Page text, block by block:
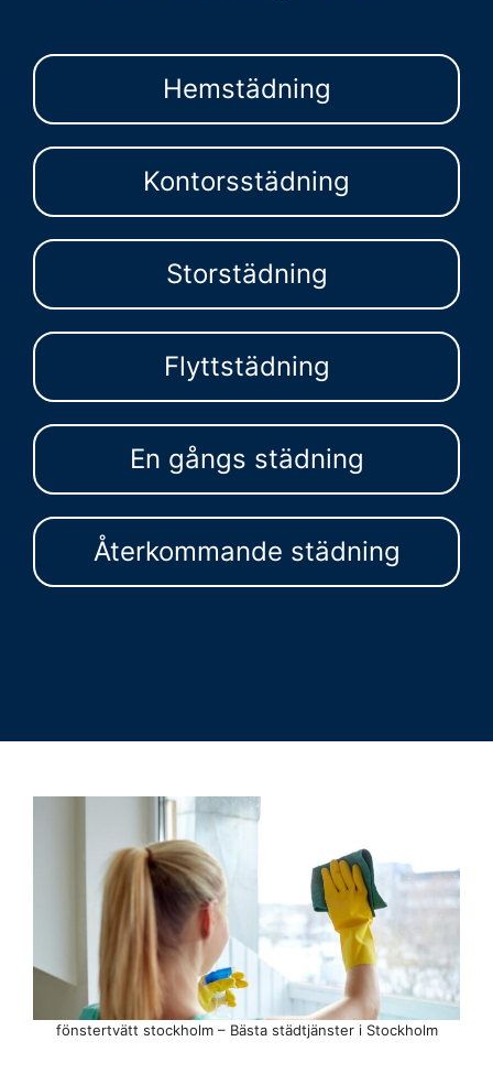
Hemstädning
Kontorsstädning
Storstädning
Flyttstädning
En gångs städning
Återkommande städning
fönstertvätt stockholm – Bästa städtjänster i Stockholm